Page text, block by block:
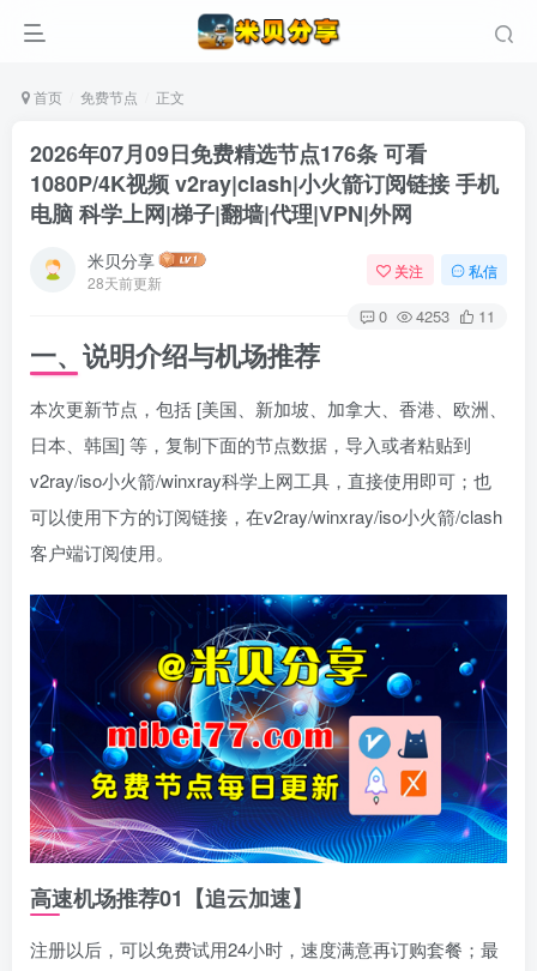
首页 免费节点 正文
2026年07月09日免费精选节点176条 可看
1080P/4K视频 v2ray|clash|小火箭订阅链接 手机
电脑 科学上网|梯子|翻墙|代理|VPN|外网
米贝分享
28天前更新
关注 私信
0 4253 11
一、说明介绍与机场推荐
本次更新节点，包括 [美国、新加坡、加拿大、香港、欧洲、
日本、韩国] 等，复制下面的节点数据，导入或者粘贴到
v2ray/iso小火箭/winxray科学上网工具，直接使用即可；也
可以使用下方的订阅链接，在v2ray/winxray/iso小火箭/clash
客户端订阅使用。
高速机场推荐01【追云加速】
注册以后，可以免费试用24小时，速度满意再订购套餐；最